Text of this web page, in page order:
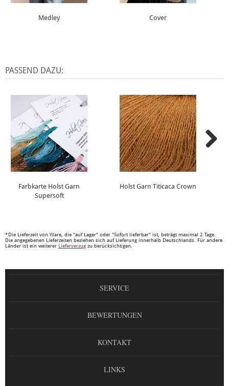
Medley Cover
PASSEND DAZU:
Farbkarte Holst Garn
Supersoft
Holst Garn Titicaca Crown
*Die Lieferzeit von Ware, die "auf Lager" oder "Sofort lieferbar" ist, beträgt maximal 2 Tage.
Die angegebenen Lieferzeiten beziehen sich auf Lieferung innerhalb Deutschlands. Für andere
Länder ist ein weiterer Lieferverzug zu berücksichtigen.
SERVICE
BEWERTUNGEN
KONTAKT
LINKS